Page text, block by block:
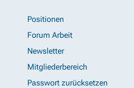
Positionen
Forum Arbeit
Newsletter
Mitgliederbereich
Passwort zurücksetzen